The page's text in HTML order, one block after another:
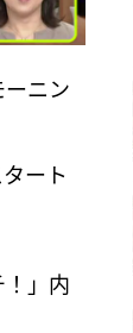
ニン
ート
」内